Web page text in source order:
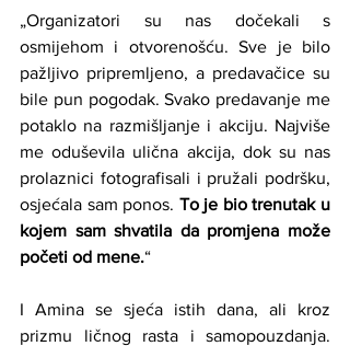
„Organizatori su nas dočekali s
osmijehom i otvorenošću. Sve je bilo
pažljivo pripremljeno, a predavačice su
bile pun pogodak. Svako predavanje me
potaklo na razmišljanje i akciju. Najviše
me oduševila ulična akcija, dok su nas
prolaznici fotografisali i pružali podršku,
osjećala sam ponos. To je bio trenutak u
kojem sam shvatila da promjena može
početi od mene.“
I Amina se sjeća istih dana, ali kroz
prizmu ličnog rasta i samopouzdanja.